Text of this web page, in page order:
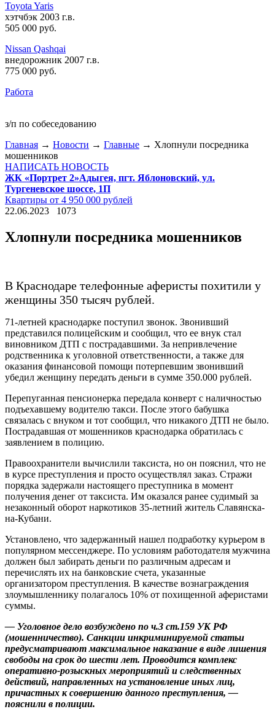
Toyota Yaris
хэтчбэк 2003 г.в.
505 000 руб.
Nissan Qashqai
внедорожник 2007 г.в.
775 000 руб.
Работа
з/п по собеседованию
Главная → Новости → Главные → Хлопнули посредника
мошенников
НАПИСАТЬ НОВОСТЬ
ЖК «Портрет 2»Адыгея, пгт. Яблоновский, ул.
Тургеневское шоссе, 1П
Квартиры от 4 950 000 рублей
22.06.2023
1073
Хлопнули посредника мошенников
В Краснодаре телефонные аферисты похитили у
женщины 350 тысяч рублей.
71-летней краснодарке поступил звонок. Звонивший
представился полицейским и сообщил, что ее внук стал
виновником ДТП с пострадавшими. За непривлечение
родственника к уголовной ответственности, а также для
оказания финансовой помощи потерпевшим звонивший
убедил женщину передать деньги в сумме 350.000 рублей.
Перепуганная пенсионерка передала конверт с наличностью
подъехавшему водителю такси. После этого бабушка
связалась с внуком и тот сообщил, что никакого ДТП не было.
Пострадавшая от мошенников краснодарка обратилась с
заявлением в полицию.
Правоохранители вычислили таксиста, но он пояснил, что не
в курсе преступления и просто осуществлял заказ. Стражи
порядка задержали настоящего преступника в момент
получения денег от таксиста. Им оказался ранее судимый за
незаконный оборот наркотиков 35-летний житель Славянска-
на-Кубани.
Установлено, что задержанный нашел подработку курьером в
популярном мессенджере. По условиям работодателя мужчина
должен был забирать деньги по различным адресам и
перечислять их на банковские счета, указанные
организатором преступления. В качестве вознаграждения
злоумышленнику полагалось 10% от похищенной аферистами
суммы.
— Уголовное дело возбуждено по ч.3 ст.159 УК РФ
(мошенничество). Санкции инкриминируемой статьи
предусматривают максимальное наказание в виде лишения
свободы на срок до шести лет. Проводится комплекс
оперативно-розыскных мероприятий и следственных
действий, направленных на установление иных лиц,
причастных к совершению данного преступления, —
пояснили в полиции.